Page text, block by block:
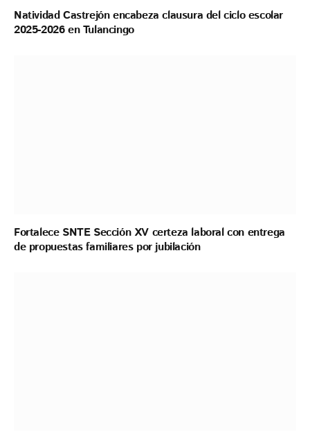
Natividad Castrejón encabeza clausura del ciclo escolar
2025-2026 en Tulancingo
Fortalece SNTE Sección XV certeza laboral con entrega
de propuestas familiares por jubilación